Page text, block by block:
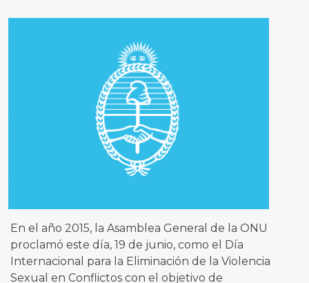
En el año 2015, la Asamblea General de la ONU
proclamó este día, 19 de junio, como el Día
Internacional para la Eliminación de la Violencia
Sexual en Conflictos con el objetivo de